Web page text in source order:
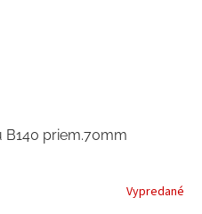
priem.70mm
Vypredané